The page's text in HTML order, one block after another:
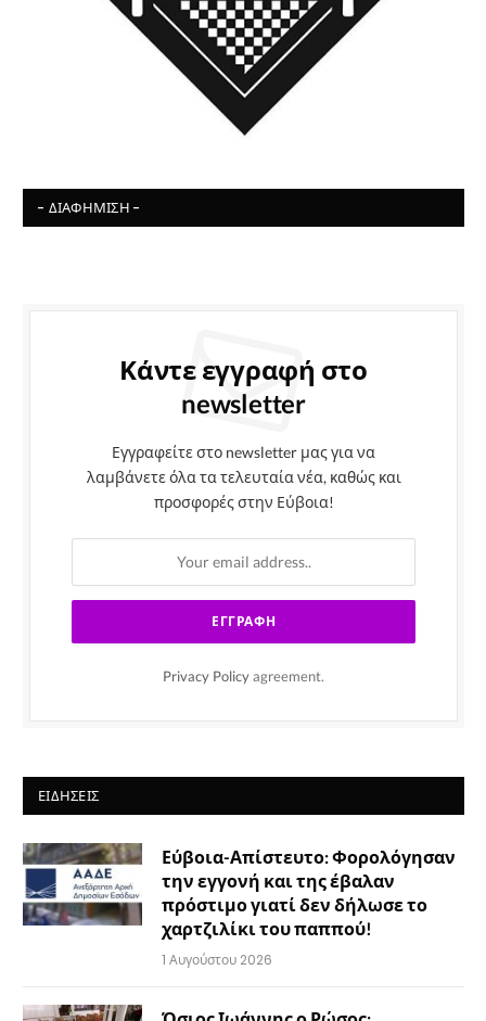
- ΔΙΑΦΉΜΙΣΗ -
Κάντε εγγραφή στο
newsletter
Εγγραφείτε στο newsletter μας για να
λαμβάνετε όλα τα τελευταία νέα, καθώς και
προσφορές στην Εύβοια!
Privacy Policy agreement.
ΕΙΔΉΣΕΙΣ
Εύβοια-Απίστευτο: Φορολόγησαν
την εγγονή και της έβαλαν
πρόστιμο γιατί δεν δήλωσε το
χαρτζιλίκι του παππού!
1 Αυγούστου 2026